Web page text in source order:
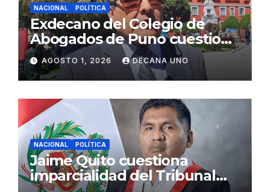
NACIONAL POLÍTICA
Exdecano del Colegio de
Abogados de Puno cuestiona
propuestas sobre seguridad
ciudadana
AGOSTO 1, 2026 DECANA UNO
NACIONAL POLÍTICA
Jaime Quito cuestiona
imparcialidad del Tribunal